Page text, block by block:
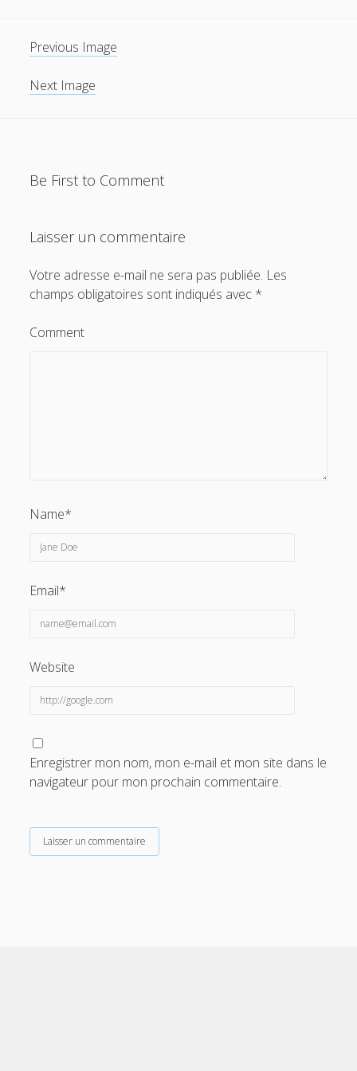
Previous Image
Next Image
Be First to Comment
Laisser un commentaire
Votre adresse e-mail ne sera pas publiée. Les
champs obligatoires sont indiqués avec *
Comment
Name*
Email*
Website
Enregistrer mon nom, mon e-mail et mon site dans le
navigateur pour mon prochain commentaire.